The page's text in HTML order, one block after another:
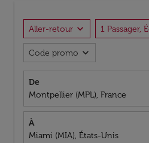
Aller-retour expand_more 1 Passager,
Code promo expand_more
De
Montpellier (MPL), France
À
Miami (MIA), États-Unis